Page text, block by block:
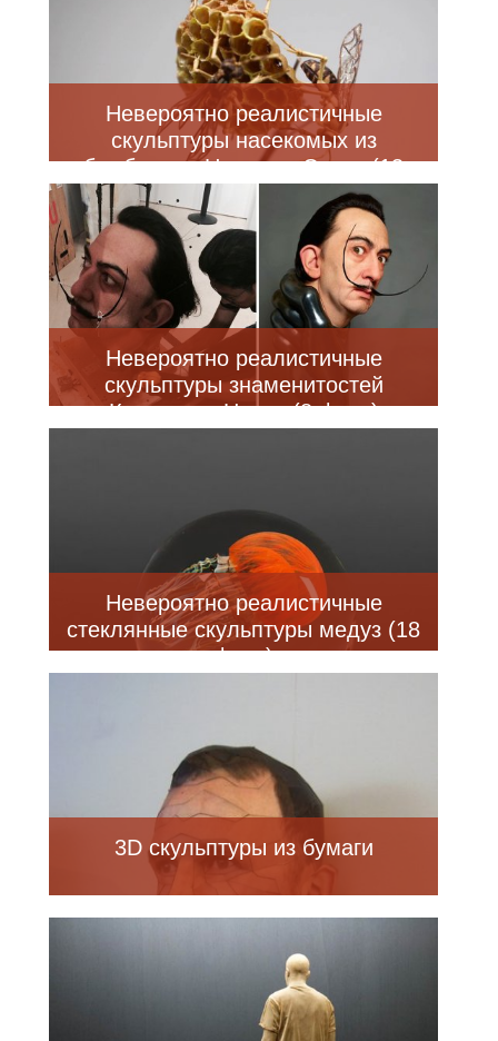
Невероятно реалистичные
скульптуры насекомых из
бамбука от Нориюки Саито (13
Невероятно реалистичные
скульптуры знаменитостей
Кадзухиро Цудзи (8 фото)
Невероятно реалистичные
стеклянные скульптуры медуз (18
фото)
3D скульптуры из бумаги